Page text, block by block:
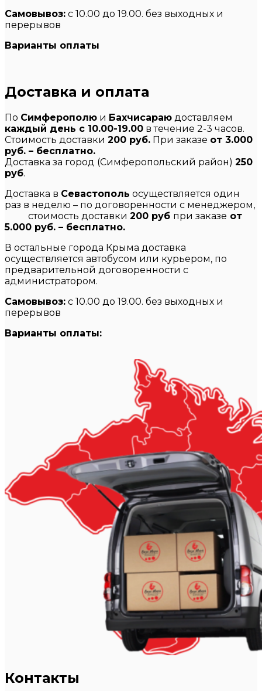
Самовывоз: с 10.00 до 19.00. без выходных и
перерывов
Варианты оплаты
Доставка и оплата
По Симферополю и Бахчисараю доставляем
каждый день с 10.00-19.00 в течение 2-3 часов.
Стоимость доставки 200 руб. При заказе от 3.000
руб. – бесплатно.
Доставка за город (Симферопольский район) 250
руб.
Доставка в Севастополь осуществляется один
раз в неделю – по договоренности с менеджером,
стоимость доставки 200 руб при заказе от
5.000 руб. – бесплатно.
В остальные города Крыма доставка
осуществляется автобусом или курьером, по
предварительной договоренности с
администратором.
Самовывоз: с 10.00 до 19.00. без выходных и
перерывов
Варианты оплаты:
Контакты